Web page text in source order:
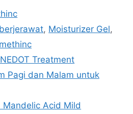
, Moisturizer Gel,
Treatment
Pagi dan Malam untuk
Mandelic Acid Mild